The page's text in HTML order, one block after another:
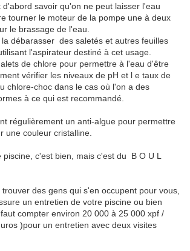
d'abord savoir qu'on ne peut laisser l'eau
tourner le moteur de la pompe une à deux
le brassage de l'eau.
débarasser des saletés et autres feuilles
l'aspirateur destiné à cet usage.
de chlore pour permettre à l'eau d'être
vérifier les niveaux de pH et l e taux de
chlore-choc dans le cas où l'on a des
à ce qui est recommandé.
régulièrement un anti-algue pour permettre
une couleur cristalline.
piscine, c'est bien, mais c'est du B O U L
des gens qui s'en occupent pour vous,
un entretien de votre piscine ou bien
compter environ 20 000 à 25 000 xpf /
)pour un entretien avec deux visites